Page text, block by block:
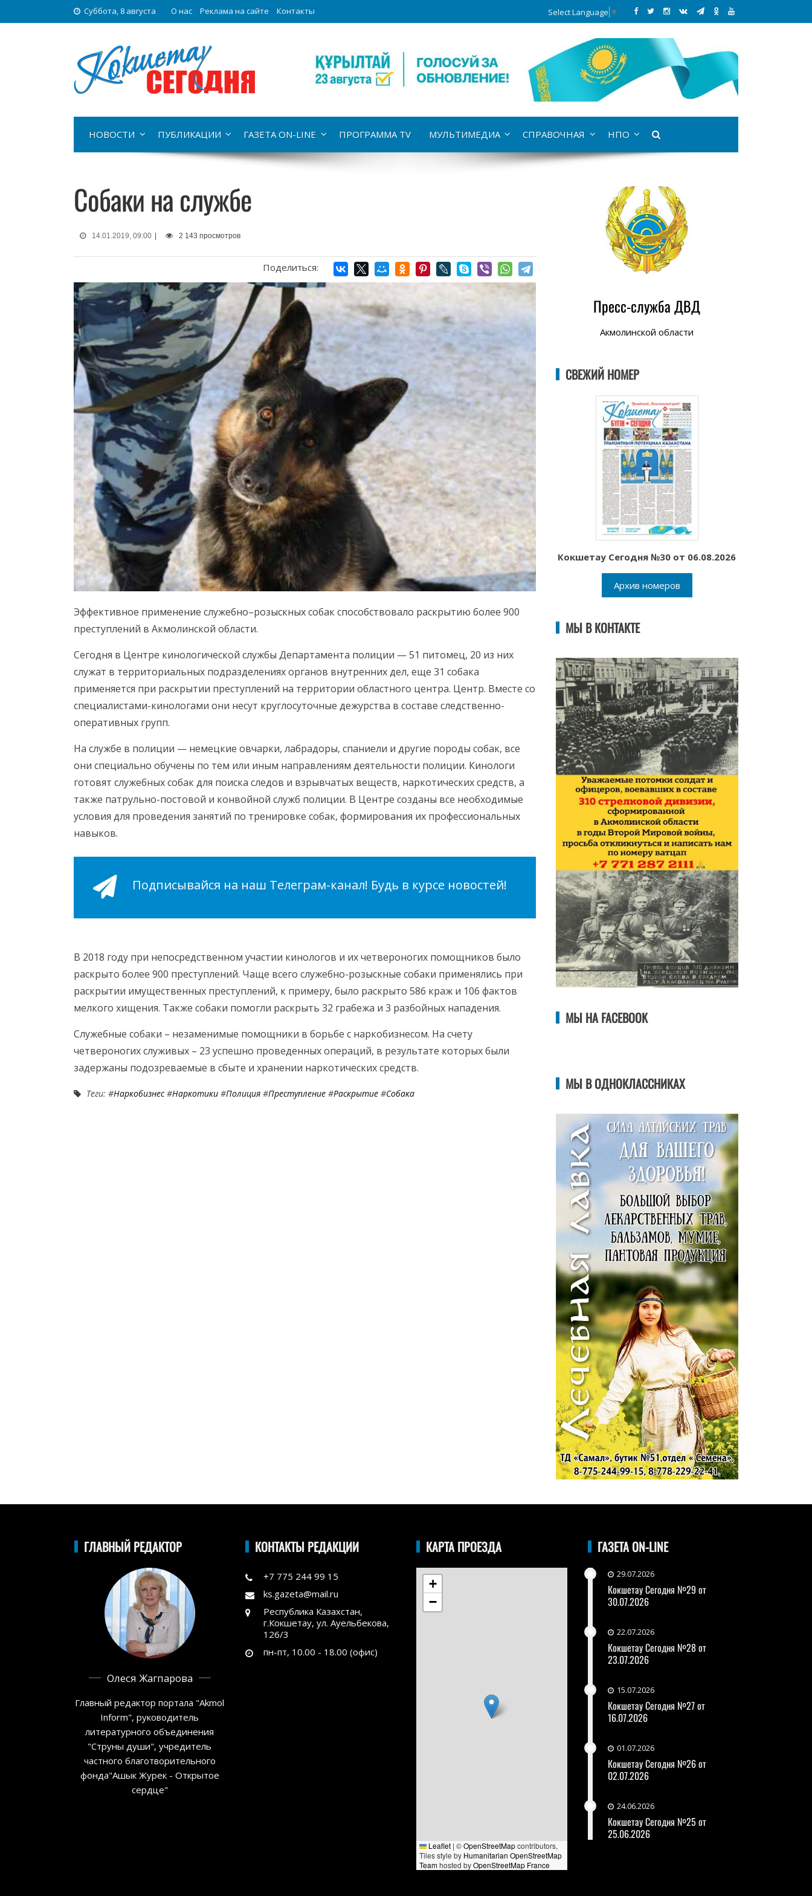
Суббота, 8 августа О нас Реклама на сайте Контакты Select Language ▼
НОВОСТИ ПУБЛИКАЦИИ ГАЗЕТА ON-LINE ПРОГРАММА TV МУЛЬТИМЕДИА СПРАВОЧНАЯ НПО
Собаки на службе
14.01.2019, 09:00 | 2 143 просмотров
Поделиться:
Эффективное применение служебно–розыскных собак способствовало раскрытию более 900
преступлений в Акмолинской области.
Сегодня в Центре кинологической службы Департамента полиции — 51 питомец, 20 из них
служат в территориальных подразделениях органов внутренних дел, еще 31 собака
применяется при раскрытии преступлений на территории областного центра. Центр. Вместе со
специалистами-кинологами они несут круглосуточные дежурства в составе следственно-
оперативных групп.
На службе в полиции — немецкие овчарки, лабрадоры, спаниели и другие породы собак, все
они специально обучены по тем или иным направлениям деятельности полиции. Кинологи
готовят служебных собак для поиска следов и взрывчатых веществ, наркотических средств, а
также патрульно-постовой и конвойной служб полиции. В Центре созданы все необходимые
условия для проведения занятий по тренировке собак, формирования их профессиональных
навыков.
Подписывайся на наш Телеграм-канал! Будь в курсе новостей!
В 2018 году при непосредственном участии кинологов и их четвероногих помощников было
раскрыто более 900 преступлений. Чаще всего служебно-розыскные собаки применялись при
раскрытии имущественных преступлений, к примеру, было раскрыто 586 краж и 106 фактов
мелкого хищения. Также собаки помогли раскрыть 32 грабежа и 3 разбойных нападения.
Служебные собаки – незаменимые помощники в борьбе с наркобизнесом. На счету
четвероногих служивых – 23 успешно проведенных операций, в результате которых были
задержаны подозреваемые в сбыте и хранении наркотических средств.
Теги: #Наркобизнес#Наркотики #Полиция #Преступление #Раскрытие #Собака
Пресс-служба ДВД
Акмолинской области
СВЕЖИЙ НОМЕР
Кокшетау Сегодня №30 от 06.08.2026
Архив номеров
МЫ В КОНТАКТЕ
МЫ НА FACEBOOK
МЫ В ОДНОКЛАССНИКАХ
ГЛАВНЫЙ РЕДАКТОР
Олеся Жагпарова
Главный редактор портала "Akmol
Inform", руководитель
литературного объединения
"Струны души", учредитель
частного благотворительного
фонда"Ашык Журек - Открытое
сердце"
КОНТАКТЫ РЕДАКЦИИ
+7 775 244 99 15
ks.gazeta@mail.ru
Республика Казахстан,
г.Кокшетау, ул. Ауельбекова,
126/3
пн-пт, 10.00 - 18.00 (офис)
КАРТА ПРОЕЗДА
+
−
Leaflet | ©OpenStreetMapcontributors,
Tiles style by Humanitarian OpenStreetMap
Teamhosted byOpenStreetMap France
ГАЗЕТА ON-LINE
29.07.2026
Кокшетау Сегодня №29 от
30.07.2026
22.07.2026
Кокшетау Сегодня №28 от
23.07.2026
15.07.2026
Кокшетау Сегодня №27 от
16.07.2026
01.07.2026
Кокшетау Сегодня №26 от
02.07.2026
24.06.2026
Кокшетау Сегодня №25 от
25.06.2026